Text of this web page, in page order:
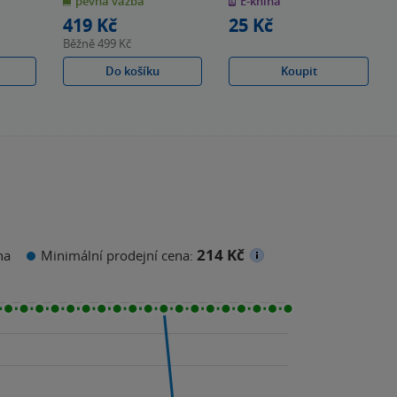
hvězdiček
419 Kč
Běžně499 Kč
Do košíku
hvězdiček
25 Kč
Koupit
Minimální prodejní cena: 214 Kč